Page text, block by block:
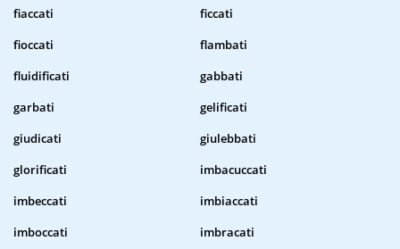
fiaccati
ficcati
fioccati
flambati
fluidificati
gabbati
garbati
gelificati
giudicati
giulebbati
glorificati
imbacuccati
imbeccati
imbiaccati
imboccati
imbracati